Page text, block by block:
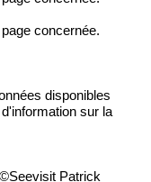
concernée.
disponibles
sur la
Patrick